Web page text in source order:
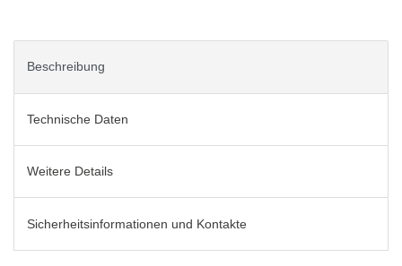
Beschreibung
Technische Daten
Weitere Details
Sicherheitsinformationen und Kontakte